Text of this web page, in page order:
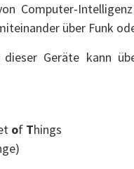
Computer-
über Funk
dieser Geräte kann
of Things